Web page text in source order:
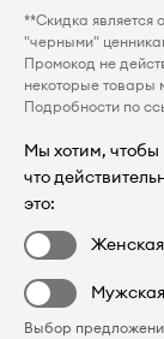
**Скидка является
"черными"
Промокод не
некоторые товары
Подробности по
Мы хотим, чтобы
что
это:
Выбор